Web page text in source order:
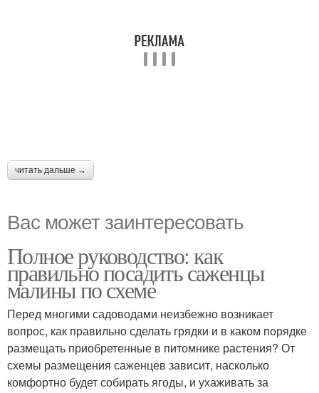
читать дальше →
Вас может заинтересовать
Полное руководство: как
правильно посадить саженцы
малины по схеме
Перед многими садоводами неизбежно возникает
вопрос, как правильно сделать грядки и в каком порядке
размещать приобретенные в питомнике растения? От
схемы размещения саженцев зависит, насколько
комфортно будет собирать ягоды, и ухаживать за